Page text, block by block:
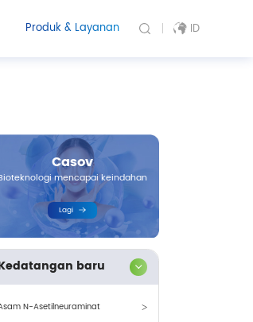
Produk & Layanan ID
Casov
mencapai keindahan
Lagi
baru
N-Asetilneuraminat